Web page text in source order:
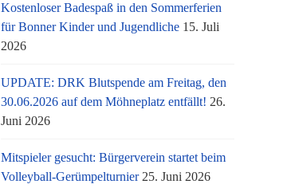
Kostenloser Badespaß in den Sommerferien
für Bonner Kinder und Jugendliche 15. Juli
2026
UPDATE: DRK Blutspende am Freitag, den
30.06.2026 auf dem Möhneplatz entfällt! 26.
Juni 2026
Mitspieler gesucht: Bürgerverein startet beim
Volleyball-Gerümpelturnier 25. Juni 2026